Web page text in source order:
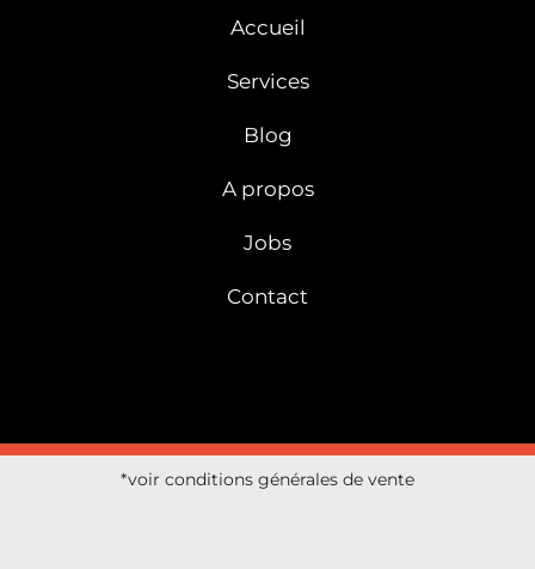
Accueil
Services
Blog
A propos
Jobs
Contact
*voir conditions générales de vente